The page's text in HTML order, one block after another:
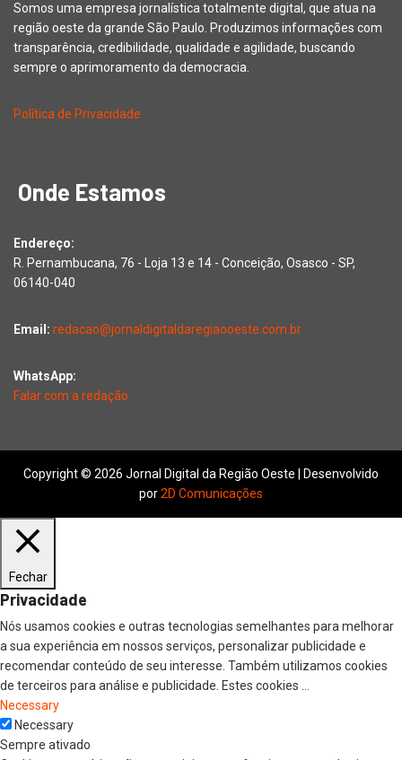
Somos uma empresa jornalística totalmente digital, que atua na
região oeste da grande São Paulo. Produzimos informações com
transparência, credibilidade, qualidade e agilidade, buscando
sempre o aprimoramento da democracia.
Política de Privacidade
Onde Estamos
Endereço:
R. Pernambucana, 76 - Loja 13 e 14 - Conceição, Osasco - SP,
06140-040
Email: redacao@jornaldigitaldaregiaooeste.com.br
WhatsApp:
Falar com a redação
Copyright © 2026 Jornal Digital da Região Oeste | Desenvolvido
por2D Comunicações
Fechar
Privacidade
Nós usamos cookies e outras tecnologias semelhantes para melhorar
a sua experiência em nossos serviços, personalizar publicidade e
recomendar conteúdo de seu interesse. Também utilizamos cookies
de terceiros para análise e publicidade. Estes cookies
Necessary
Necessary
Sempre ativado